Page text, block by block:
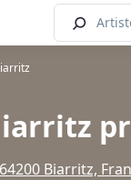
Biarritz,